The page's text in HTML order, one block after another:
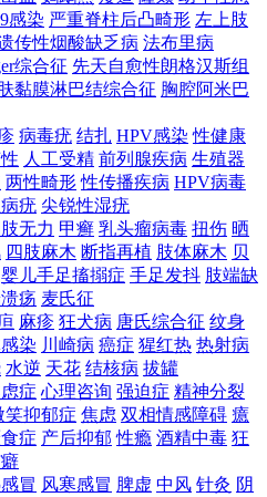
感染 严重脊柱后凸畸形 左上肢
传性烟酸缺乏病 法布里病
综合征 先天自愈性朗格汉斯组
黏膜淋巴结综合征 胸腔阿米巴
病毒疣 结扎 HPV感染 性健康
人工受精 前列腺疾病 生殖器
两性畸形 性传播疾病 HPV病毒
疣 尖锐性湿疣
无力 甲癣 乳头瘤病毒 扭伤 晒
四肢麻木 断指再植 肢体麻木 贝
婴儿手足搐搦症 手足发抖 肢端缺
疡 麦氏征
麻疹 狂犬病 唐氏综合征 纹身
染 川崎病 癌症 猩红热 热射病
水逆 天花 结核病 拔罐
症 心理咨询 强迫症 精神分裂
笑抑郁症 焦虑 双相情感障碍 癔
症 产后抑郁 性瘾 酒精中毒 狂
冒 风寒感冒 脾虚 中风 针灸 阴